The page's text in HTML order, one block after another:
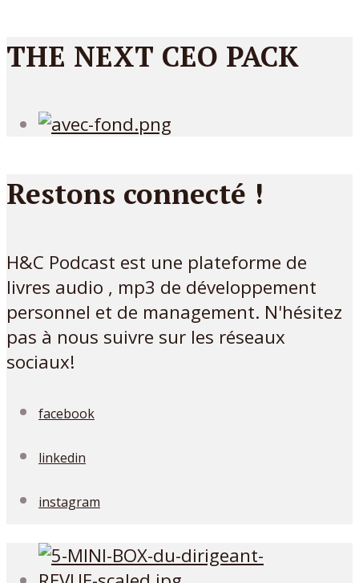
THE NEXT CEO PACK
Restons connecté !
H&C Podcast est une plateforme de
livres audio , mp3 de développement
personnel et de management. N'hésitez
pas à nous suivre sur les réseaux
sociaux!
facebook
linkedin
instagram